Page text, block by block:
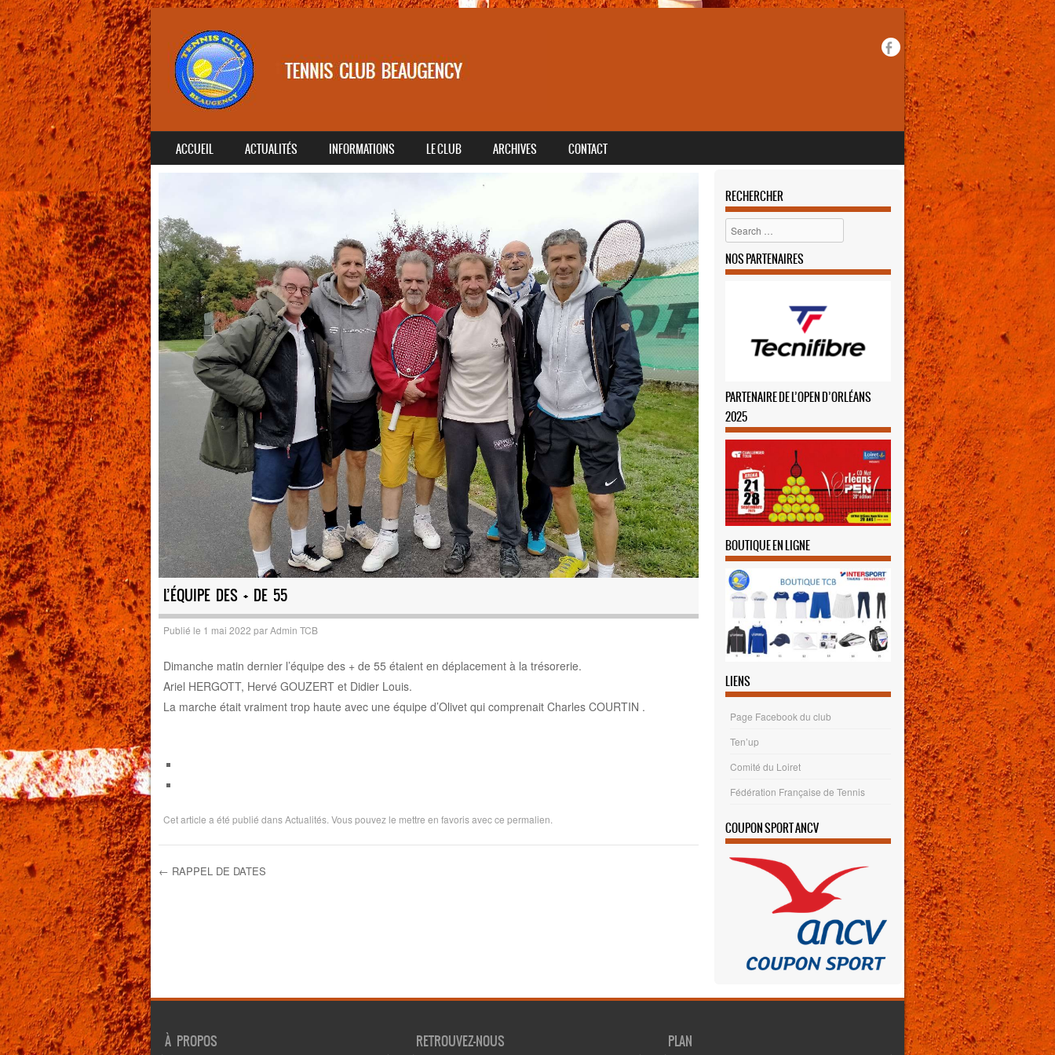
MENU
SKIP TO CONTENT
ACCUEIL ACTUALITÉS INFORMATIONS LE CLUB ARCHIVES CONTACT
L’ÉQUIPE DES + DE 55
Publié le 1 mai 2022 parAdmin TCB
Dimanche matin dernier l’équipe des + de 55 étaient en déplacement à la trésorerie.
Ariel HERGOTT, Hervé GOUZERT et Didier Louis.
La marche était vraiment trop haute avec une équipe d’Olivet qui comprenait Charles COURTIN .
Cet article a été publié dansActualités. Vous pouvez le mettre en favoris avecce permalien
← RAPPEL DE DATES
RECHERCHER
Rechercher
NOS PARTENAIRES
PARTENAIRE DE L’OPEN D’ORLÉANS
2025
BOUTIQUE EN LIGNE
LIENS
Page Facebook du club
Ten’up
Comité du Loiret
Fédération Française de Tennis
COUPON SPORT ANCV
À PROPOS RETROUVEZ-NOUS PLAN